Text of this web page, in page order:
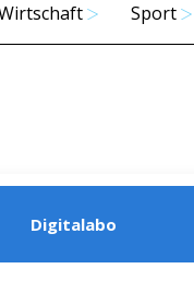
Sport